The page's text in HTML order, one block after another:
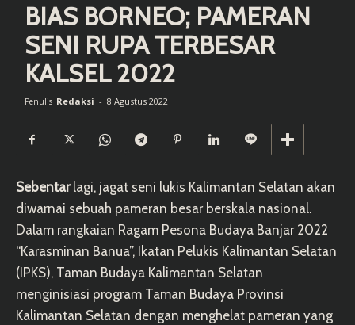
BIAS BORNEO; PAMERAN
SENI RUPA TERBESAR
KALSEL 2022
Penulis Redaksi - 8 Agustus 2022
Sebentarlagi, jagat seni lukis Kalimantan Selatan akan
diwarnai sebuah pameran besar berskala nasional.
Dalam rangkaian Ragam Pesona Budaya Banjar 2022
“Karasminan Banua”, Ikatan Pelukis Kalimantan Selatan
(IPKS), Taman Budaya Kalimantan Selatan
menginisiasi program Taman Budaya Provinsi
Kalimantan Selatan dengan menghelat pameran yang